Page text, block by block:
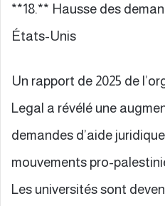
**18.** Hausse des
États-Unis
Un rapport de 2025 de
Legal a révélé une
demandes d’aide
mouvements pro-
Les universités sont